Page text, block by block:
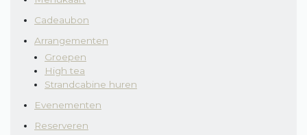
Arrangementen
High tea
Cadeaubon
Arrangementen
Groepen
High tea
Strandcabine huren
Evenementen
Reserveren